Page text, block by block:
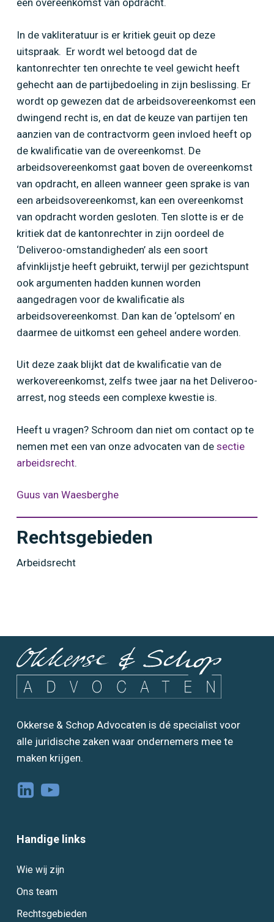
een overeenkomst van opdracht.
In de vakliteratuur is er kritiek geuit op deze
uitspraak. Er wordt wel betoogd dat de
kantonrechter ten onrechte te veel gewicht heeft
gehecht aan de partijbedoeling in zijn beslissing. Er
wordt op gewezen dat de arbeidsovereenkomst een
dwingend recht is, en dat de keuze van partijen ten
aanzien van de contractvorm geen invloed heeft op
de kwalificatie van de overeenkomst. De
arbeidsovereenkomst gaat boven de overeenkomst
van opdracht, en alleen wanneer geen sprake is van
een arbeidsovereenkomst, kan een overeenkomst
van opdracht worden gesloten. Ten slotte is er de
kritiek dat de kantonrechter in zijn oordeel de
‘Deliveroo-omstandigheden’ als een soort
afvinklijstje heeft gebruikt, terwijl per gezichtspunt
ook argumenten hadden kunnen worden
aangedragen voor de kwalificatie als
arbeidsovereenkomst. Dan kan de ‘optelsom’ en
daarmee de uitkomst een geheel andere worden.
Uit deze zaak blijkt dat de kwalificatie van de
werkovereenkomst, zelfs twee jaar na het Deliveroo-
arrest, nog steeds een complexe kwestie is.
Heeft u vragen? Schroom dan niet om contact op te
nemen met een van onze advocaten van desectie
arbeidsrecht.
Guus van Waesberghe
Rechtsgebieden
Arbeidsrecht
Okkerse & Schop Advocaten is dé specialist voor
alle juridische zaken waar ondernemers mee te
maken krijgen.
Handige links
Wie wij zijn
Ons team
Rechtsgebieden